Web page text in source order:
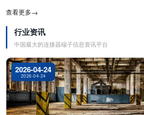
查看更多→
行业资讯
中国最大的连接器端子信息资讯平台
2026-04-24
2026-04-24